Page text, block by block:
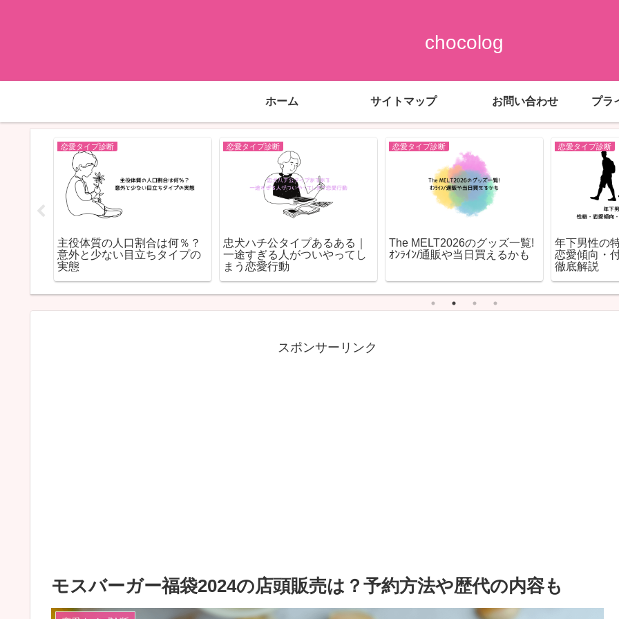
chocolog
ホーム サイトマップ お問い合わせ プラ
恋愛タイプ診断
主役体質の人口割合は何％？
意外と少ない目立ちタイプの
実態
恋愛タイプ診断
忠犬ハチ公タイプあるある｜
一途すぎる人がついやってし
まう恋愛行動
恋愛タイプ診断
The MELT2026のグッズ一覧!
ｵﾝﾗｲﾝ/通販や当日買えるかも
恋愛タイプ診断
年下男性の
恋愛傾向・
徹底解説
スポンサーリンク
モスバーガー福袋2024の店頭販売は？予約方法や歴代の内容も